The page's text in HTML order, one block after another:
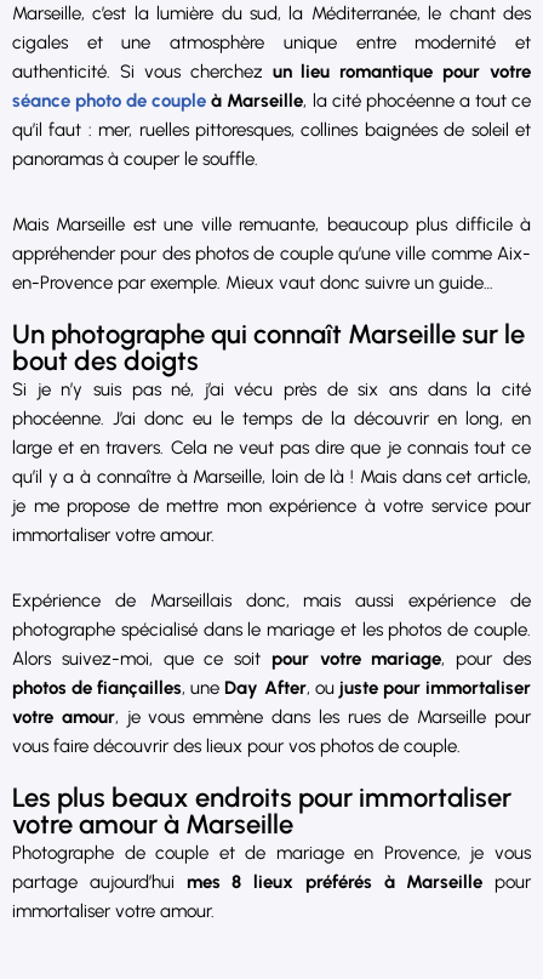
Marseille, c’est la lumière du sud, la Méditerranée, le chant des
cigales et une atmosphère unique entre modernité et
authenticité. Si vous cherchez un lieu romantique pour votre
séance photo de couple à Marseille, la cité phocéenne a tout ce
qu’il faut : mer, ruelles pittoresques, collines baignées de soleil et
panoramas à couper le souffle.
Mais Marseille est une ville remuante, beaucoup plus difficile à
appréhender pour des photos de couple qu’une ville comme Aix-
en-Provence par exemple. Mieux vaut donc suivre un guide…
Un photographe qui connaît Marseille sur le
bout des doigts
Si je n’y suis pas né, j’ai vécu près de six ans dans la cité
phocéenne. J’ai donc eu le temps de la découvrir en long, en
large et en travers. Cela ne veut pas dire que je connais tout ce
qu’il y a à connaître à Marseille, loin de là ! Mais dans cet article,
je me propose de mettre mon expérience à votre service pour
immortaliser votre amour.
Expérience de Marseillais donc, mais aussi expérience de
photographe spécialisé dans le mariage et les photos de couple.
Alors suivez-moi, que ce soit pour votre mariage, pour des
photos de fiançailles, uneDay After, ou juste pour immortaliser
votre amour, je vous emmène dans les rues de Marseille pour
vous faire découvrir des lieux pour vos photos de couple.
Les plus beaux endroits pour immortaliser
votre amour à Marseille
Photographe de couple et de mariage en Provence, je vous
partage aujourd’hui mes 8 lieux préférés à Marseille pour
immortaliser votre amour.